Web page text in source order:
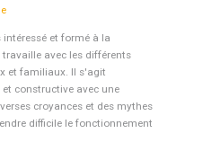
intéressé et formé à la
avec les différents
et familiaux. Il s'agit
constructive avec une
croyances et des mythes
difficile le fonctionnement